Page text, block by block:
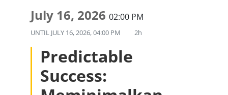
July 16, 2026 02:00 PM
UNTIL JULY 16, 2026, 04:00 PM 2h
Predictable
Success: